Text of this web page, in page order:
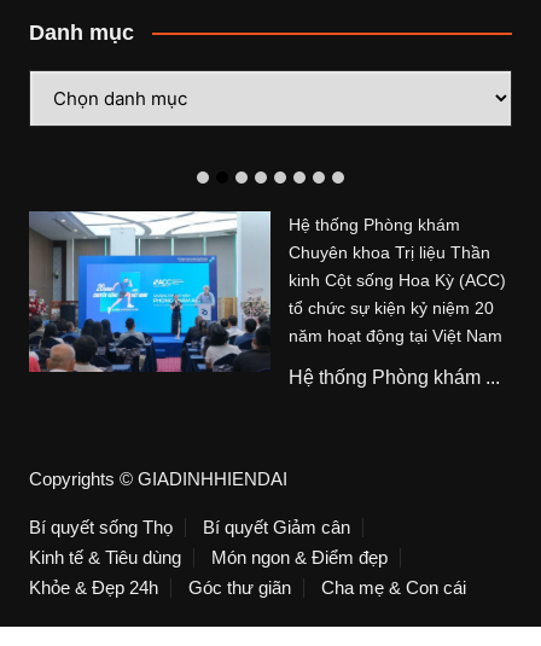
Danh mục
mục
Hệ thống Phòng khám
Chuyên khoa Trị liệu Thần
kinh Cột sống Hoa Kỳ (ACC)
tổ chức sự kiện kỷ niệm 20
năm hoạt động tại Việt Nam
Hệ thống Phòng khám ...
Copyrights © GIADINHHIENDAI
Bí quyết sống Thọ
Bí quyết Giảm cân
Kinh tế & Tiêu dùng
Món ngon & Điểm đẹp
Khỏe & Đẹp 24h
Góc thư giãn Cha mẹ & Con cái